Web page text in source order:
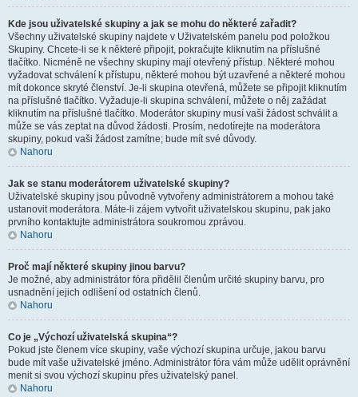
Kde jsou uživatelské skupiny a jak se mohu do některé zařadit?
Všechny uživatelské skupiny najdete v Uživatelském panelu pod položkou
Skupiny. Chcete-li se k některé připojit, pokračujte kliknutím na příslušné
tlačítko. Nicméně ne všechny skupiny mají otevřený přístup. Některé mohou
vyžadovat schválení k přístupu, některé mohou být uzavřené a některé mohou
mít dokonce skryté členství. Je-li skupina otevřená, můžete se připojit kliknutím
na příslušné tlačítko. Vyžaduje-li skupina schválení, můžete o něj zažádat
kliknutím na příslušné tlačítko. Moderátor skupiny musí vaši žádost schválit a
může se vás zeptat na důvod žádosti. Prosím, nedotírejte na moderátora
skupiny, pokud vaši žádost zamítne; bude mít své důvody.
Nahoru
Jak se stanu moderátorem uživatelské skupiny?
Uživatelské skupiny jsou původně vytvořeny administrátorem a mohou také
ustanovit moderátora. Máte-li zájem vytvořit uživatelskou skupinu, pak jako
prvního kontaktujte administrátora soukromou zprávou.
Nahoru
Proč mají některé skupiny jinou barvu?
Je možné, aby administrátor fóra přidělil členům určité skupiny barvu, pro
usnadnění jejich odlišení od ostatních členů.
Nahoru
Co je „Výchozí uživatelská skupina“?
Pokud jste členem více skupiny, vaše výchozí skupina určuje, jakou barvu
bude mít vaše uživatelské jméno. Administrátor fóra vám může udělit oprávnění
menit si svou výchozí skupinu přes uživatelský panel.
Nahoru